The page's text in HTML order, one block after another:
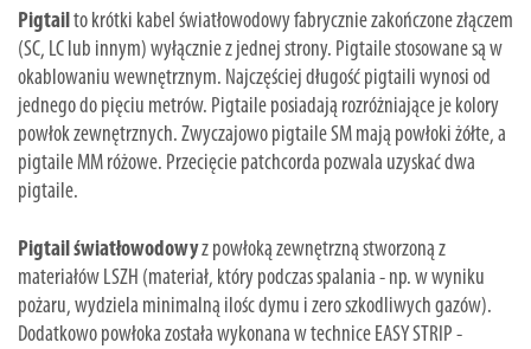
Pigtailto krótki kabel światłowodowy fabrycznie zakończone złączem
(SC, LC lub innym) wyłącznie z jednej strony. Pigtaile stosowane są w
okablowaniu wewnętrznym. Najczęściej długość pigtaili wynosi od
jednego do pięciu metrów. Pigtaile posiadają rozróżniające je kolory
powłok zewnętrznych. Zwyczajowo pigtaile SM mają powłoki żółte, a
pigtaile MM różowe. Przecięcie patchcorda pozwala uzyskać dwa
pigtaile.
Pigtail światłowodowyz powłoką zewnętrzną stworzoną z
materiałów LSZH (materiał, który podczas spalania - np. w wyniku
pożaru, wydziela minimalną ilośc dymu i zero szkodliwych gazów).
Dodatkowo powłoka została wykonana w technice EASY STRIP -